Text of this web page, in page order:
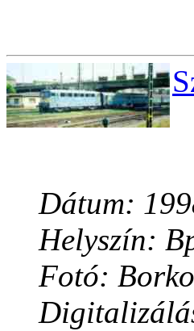
Dátum:
Helyszín:
Fotó: